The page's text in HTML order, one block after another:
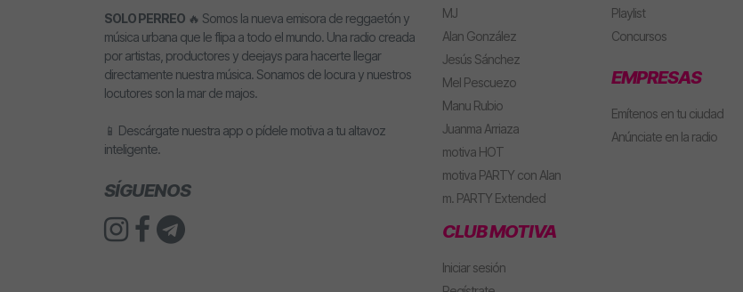
SOLO PERREO 🔥 Somos la nueva emisora de reggaetón y
música urbana que le flipa a todo el mundo. Una radio creada
por artistas, productores y deejays para hacerte llegar
directamente nuestra música. Sonamos de locura y nuestros
locutores son la mar de majos.
📱 Descárgate nuestra app o pídele motiva a tu altavoz
inteligente.
SÍGUENOS
MJ
Alan González
Jesús Sánchez
Mel Pescuezo
Manu Rubio
Juanma Arriaza
motiva HOT
motiva PARTY con Alan
m. PARTY Extended
CLUB MOTIVA
Iniciar sesión
Playlist
Concursos
EMPRESAS
Emítenos en tu ciudad
Anúnciate en la radio